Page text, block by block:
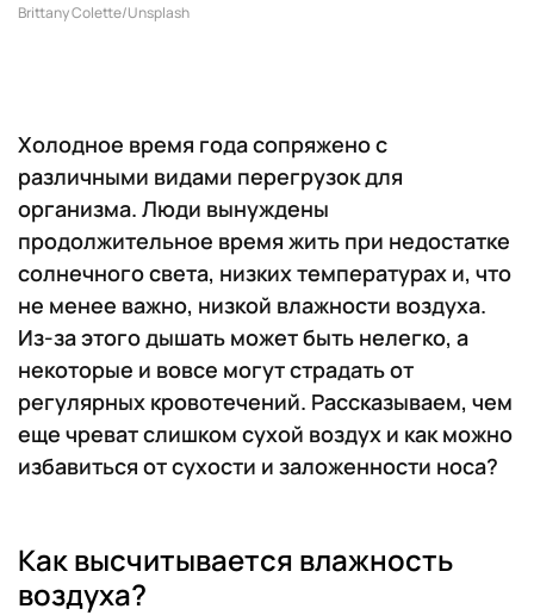
Brittany Colette/Unsplash
Холодное время года сопряжено с
различными видами перегрузок для
организма. Люди вынуждены
продолжительное время жить при недостатке
солнечного света, низких температурах и, что
не менее важно, низкой влажности воздуха.
Из-за этого дышать может быть нелегко, а
некоторые и вовсе могут страдать от
регулярных кровотечений. Рассказываем, чем
еще чреват слишком сухой воздух и как можно
избавиться от сухости и заложенности носа?
Как высчитывается влажность
воздуха?